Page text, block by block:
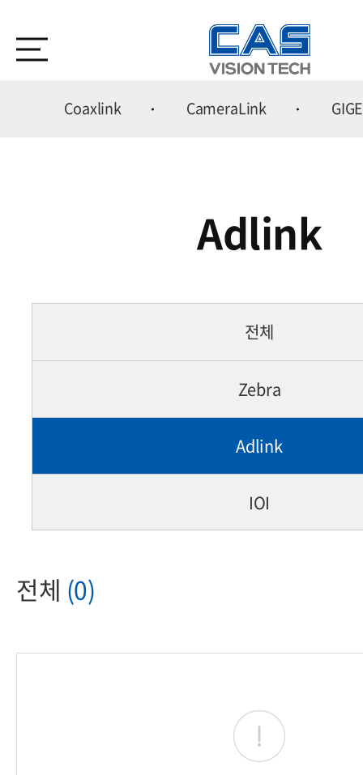
Coaxlink CameraLink GIGE
Adlink
전체
Zebra
Adlink
IOI
전체 (0)